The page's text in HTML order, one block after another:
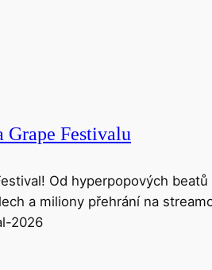
Festivalu
Od hyperpopových
a miliony přehrání na
2026